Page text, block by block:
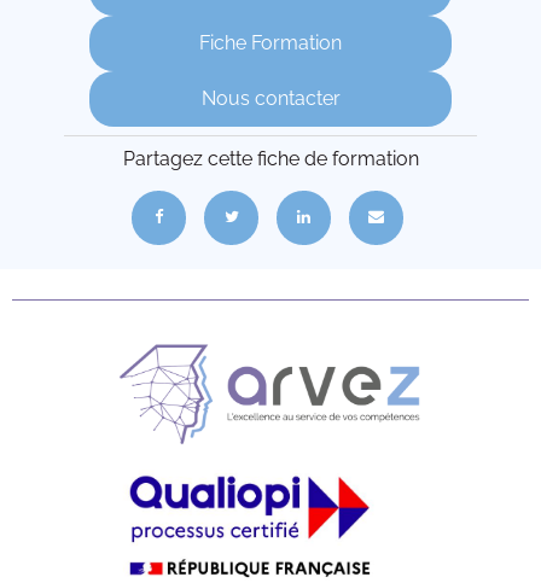
Fiche Formation
Nous contacter
Partagez cette fiche de formation